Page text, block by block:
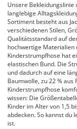
Unsere
langlebige
Sortiment besteht aus
verschiedenen Stilen,
Qualitätsstandard auf
hochwertige Materialien
Kinderstrumpfhose hat
elastischen Bund. Die
und dadurch auf eine
Baumwolle, zu 22 % aus
Kinderstrumpfhose
wissen: Die
Kinder im Alter von 1,5
abdecken. So kannst du
ist.